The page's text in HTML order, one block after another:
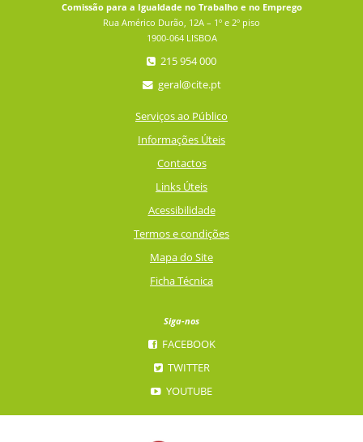
Comissão para a Igualdade no Trabalho e no Emprego
Rua Américo Durão, 12A – 1º e 2º piso
1900-064 LISBOA
215 954 000
geral@cite.pt
Serviços ao Público
Informações Úteis
Contactos
Links Úteis
Acessibilidade
Termos e condições
Mapa do Site
Ficha Técnica
Siga-nos
FACEBOOK
TWITTER
YOUTUBE